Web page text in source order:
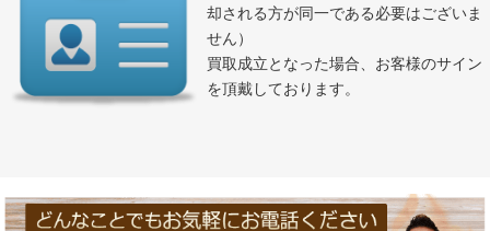
却される方が同一である必要はございま
せん）
買取成立となった場合、お客様のサイン
を頂戴しております。